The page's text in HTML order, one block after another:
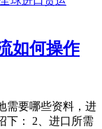
如何操作
需要哪些资料，进
下： 2、进口所需